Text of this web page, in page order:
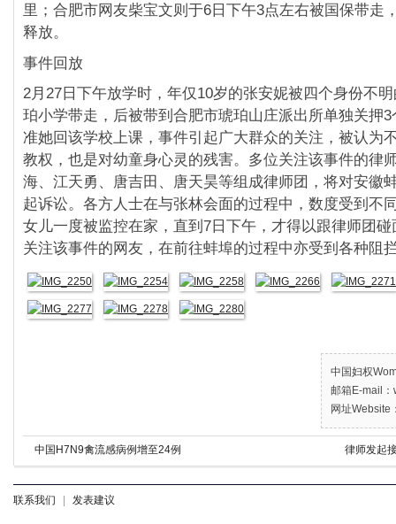
里； 合肥市网友柴宝文则于6日下午3点左右被国保带走
释放。
事件回放
2月27日下午放学时， 年仅10岁的张安妮被四个身份不
珀小学带走， 后被带到合肥市琥珀山庄派出所单独关押
准她回该学校上课，事件引起广大群众的关注， 被认为
教权，也是对幼童身心灵的残害。 多位关注该事件的律
海、江天勇、唐吉田、 唐天昊等组成律师团，将对安徽
起诉讼。 各方人士在与张林会面的过程中，数度受到不
女儿一度被监控在家，直到7日下午，才得以跟律师团碰
关注该事件的网友， 在前往蚌埠的过程中亦受到各种阻
中国妇权
邮箱E-mail
网址Website
中国H7N9禽流感病例增至24例 律师发起
联系我们 发表建议